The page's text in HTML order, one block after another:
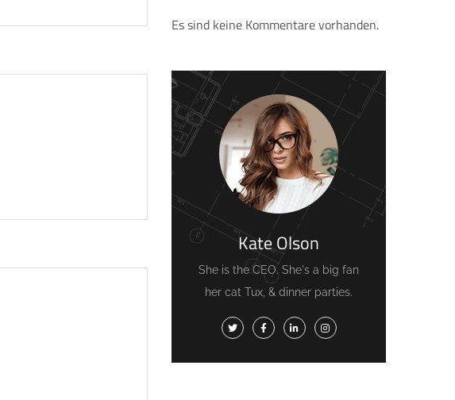
Es sind keine Kommentare vorhanden.
Kate Olson
She is the CEO. She's a big fan
her cat Tux, & dinner parties.